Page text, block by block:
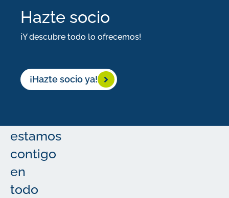
que
puede
proceso
estamos
contigo
en
todo
Hazte socio
iY descubre todo lo ofrecemos!
¡Hazte socio ya!